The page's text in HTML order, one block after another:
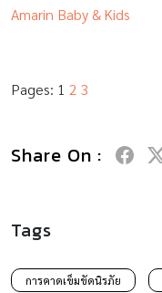
Amarin Baby & Kids
Pages: 1 2 3
Share On :
Tags
การคาดเข็มขัดนิรภัย